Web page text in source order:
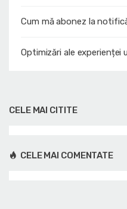
Cum mă abonez la
Optimizări ale experienței
CELE MAI CITITE
CELE MAI COMENTATE